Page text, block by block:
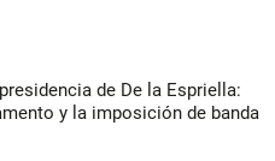
de De la Espriella:
y la imposición de banda